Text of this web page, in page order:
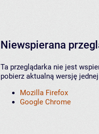
Niewspierana
Ta przeglądarka nie jest
pobierz aktualną wersję
Mozilla Firefox
Google Chrome